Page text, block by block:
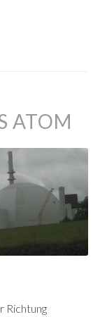
ATOM
Richtung